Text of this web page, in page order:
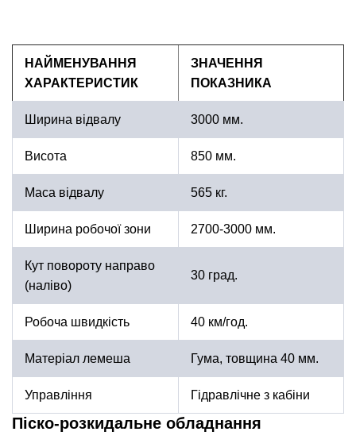
НАЙМЕНУВАННЯ
ХАРАКТЕРИСТИК
ЗНАЧЕННЯ
ПОКАЗНИКА
Ширина відвалу 3000 мм.
Висота 850 мм.
Маса відвалу 565 кг.
Ширина робочої зони 2700-3000 мм.
Кут повороту направо
(наліво)
30 град.
Робоча швидкість 40 км/год.
Матеріал лемеша Гума, товщина 40 мм.
Управління Гідравлічне з кабіни
Піско-розкидальне обладнання